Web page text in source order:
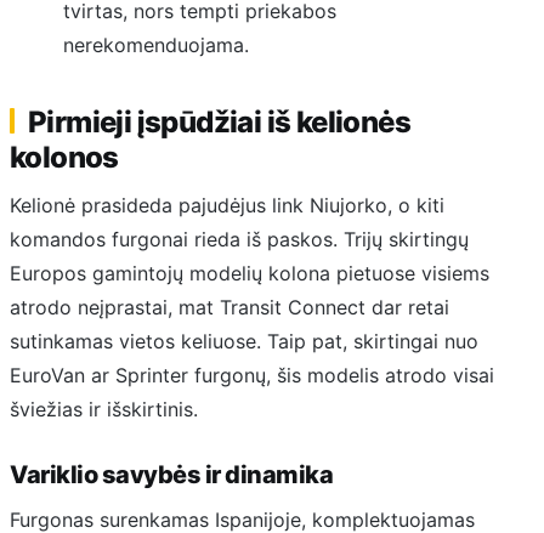
tvirtas, nors tempti priekabos
nerekomenduojama.
Pirmieji įspūdžiai iš kelionės
kolonos
Kelionė prasideda pajudėjus link Niujorko, o kiti
komandos furgonai rieda iš paskos. Trijų skirtingų
Europos gamintojų modelių kolona pietuose visiems
atrodo neįprastai, mat Transit Connect dar retai
sutinkamas vietos keliuose. Taip pat, skirtingai nuo
EuroVan ar Sprinter furgonų, šis modelis atrodo visai
šviežias ir išskirtinis.
Variklio savybės ir dinamika
Furgonas surenkamas Ispanijoje, komplektuojamas